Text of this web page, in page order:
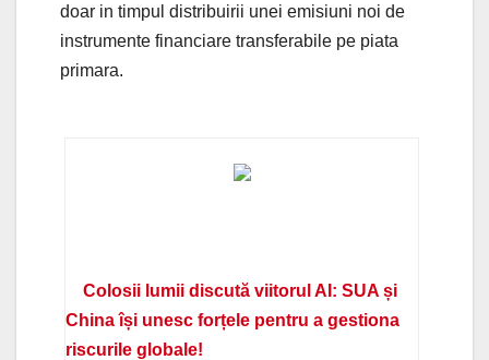
doar in timpul distribuirii unei emisiuni noi de
instrumente financiare transferabile pe piata
primara.
Colosii lumii discută viitorul AI: SUA și
China își unesc forțele pentru a gestiona
riscurile globale!